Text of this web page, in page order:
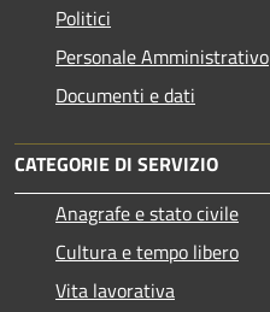
Politici
Personale Amministrativo
Documenti e dati
CATEGORIE DI SERVIZIO
Anagrafe e stato civile
Cultura e tempo libero
Vita lavorativa